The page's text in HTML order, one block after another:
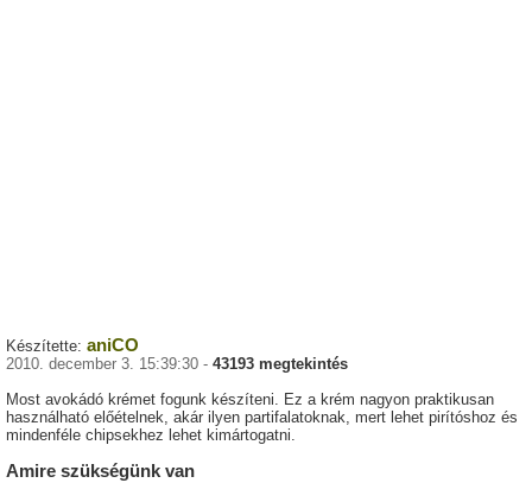
Készítette: aniCO
2010. december 3. 15:39:30 - 43193 megtekintés
Most avokádó krémet fogunk készíteni. Ez a krém nagyon praktikusan
használható előételnek, akár ilyen partifalatoknak, mert lehet pirítóshoz és
mindenféle chipsekhez lehet kimártogatni.
Amire szükségünk van